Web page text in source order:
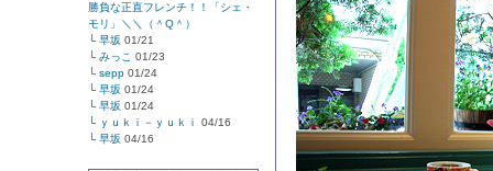
勝負な正直フレンチ！！「シェ・
モリ」＼＼（＾Q＾）
└ 早坂 01/21
└ みっこ 01/23
└ sepp 01/24
└ 早坂 01/24
└ 早坂 01/24
└ ｙｕｋｉ－ｙｕｋｉ
04/16
└ 早坂 04/16